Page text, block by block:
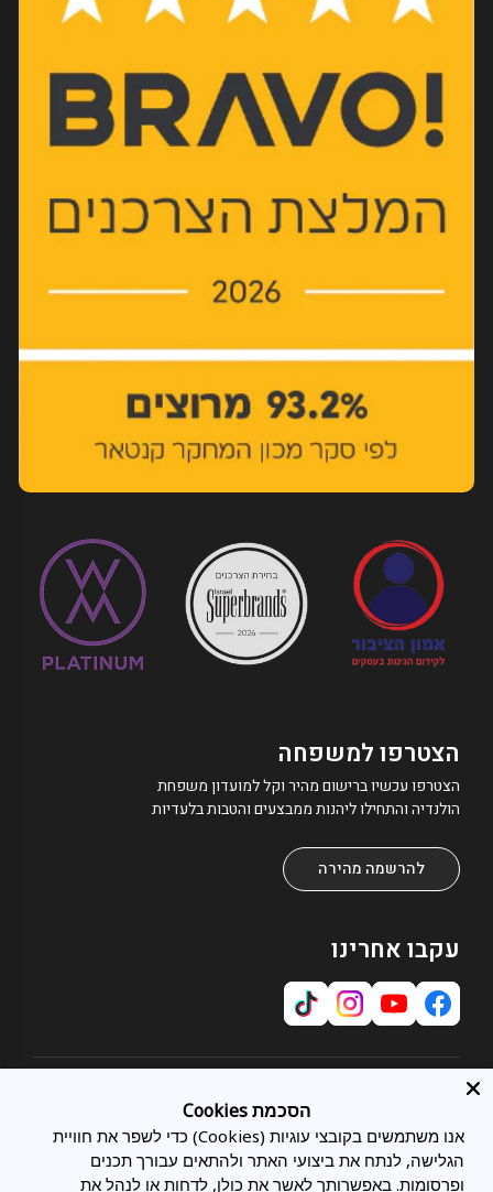
שירות לקוחות
צרו קשר
מועדון לקוחות
תחומי התמחות
כל המיטות
הצטרפו למשפחה
הצטרפו עכשיו ברישום מהיר וקל למועדון משפחת
הולנדיה והתחילו ליהנות ממבצעים והטבות בלעדיות
להרשמה מהירה
עקבו אחרינו
הסכמת Cookies
אנו משתמשים בקובצי עוגיות (Cookies) כדי לשפר את חוויית
הגלישה, לנתח את ביצועי האתר ולהתאים עבורך תכנים
ופרסומות. באפשרותך לאשר את כולן, לדחות או לנהל את